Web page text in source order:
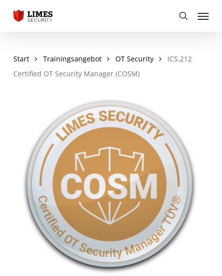
search
Menu
Start Trainingsangebot OT Security
ICS.212
Certified OT Security Manager (COSM)